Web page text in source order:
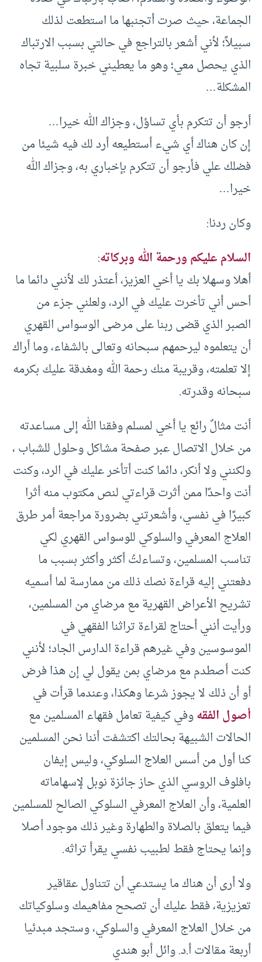
الجماعة، حيث صرت أتجنبها ما استطعت لذلك
سبيلاً؛ لأني أشعر بالتراجع في حالتي بسبب الارتباك
الذي يحصل معي؛ وهو ما يعطيني خبرة سلبية تجاه
المشكلة…
أرجو أن تتكرم بأي تساؤل، وجزاك الله خيرا…
إن كان هناك أي شيء أستطيعه أرد لك فيه شيئا من
فضلك علي فأرجو أن تتكرم بإخباري به، وجزاك الله
خيرا…
وكان ردنا:
السلام عليكم ورحمة الله وبركاته:
أهلا وسهلا بك يا أخي العزيز، أعتذر لك لأنني دائما ما
أحس أني تأخرت عليك في الرد، ولعلني جزء من
الصبر الذي قضى ربنا على مرضى الوسواس القهري
أن يتعلموه ليرحمهم سبحانه وتعالى بالشفاء، وما أراك
إلا تعلمته، وقريبة منك رحمة الله ومغدقة عليك بكرمه
سبحانه وقدرته.
أنت مثالٌ رائع يا أخي لمسلم وفقنا الله إلى مساعدته
من خلال الاتصال عبر صفحة مشاكل وحلول للشباب ،
ولكنني ولا أنكر، دائما كنت أتأخر عليك في الرد، وكنت
أنت واحدًا ممن أثرت قراءتي لنص مكتوب منه أثرا
كبيرًا في نفسي، وأشعرتني بضرورة مراجعة أمر طرق
العلاج المعرفي والسلوكي للوسواس القهري لكي
تناسب المسلمين، وتساءلتُ أكثر وأكثر بسبب ما
دفعتني إليه قراءة نصك ذلك من ممارسة لما أسميه
تشريح الأعراض القهرية مع مرضاي من المسلمين،
ورأيت أنني أحتاج لقراءة تراثنا الفقهي في
الموسوسين وفي غيرهم قراءة الدارس الجاد؛ لأنني
كنت أصطدم مع مرضاي بمن يقول لي إن هذا فرض
أو أن ذلك لا يجوز شرعا وهكذا، وعندما قرأت في
أصول الفقهوفي كيفية تعامل فقهاء المسلمين مع
الحالات الشبيهة بحالتك اكتشفت أننا نحن المسلمين
كنا أول من أسس العلاج السلوكي، وليس إيفان
بافلوف الروسي الذي حاز جائزة نوبل لإسهاماته
العلمية، وأن العلاج المعرفي السلوكي الصالح للمسلمين
فيما يتعلق بالصلاة والطهارة وغير ذلك موجود أصلا
وإنما يحتاج فقط لطبيب نفسي يقرأ تراثه.
ولا أرى أن هناك ما يستدعي أن تتناول عقاقير
تعزيزية، فقط عليك أن تصحح مفاهيمك وسلوكياتك
من خلال العلاج المعرفي والسلوكي، وستجد مبدئيا
أربعة مقالات أ.د. وائل أبو هندي